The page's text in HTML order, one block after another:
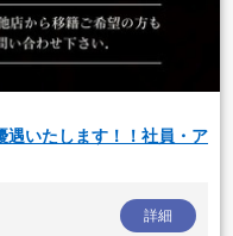
遇いたします！！社員・ア
詳細